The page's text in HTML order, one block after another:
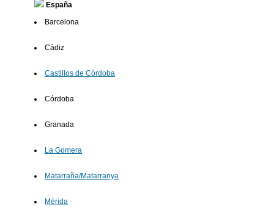
España
Barcelona
Cádiz
Castillos de Córdoba
Córdoba
Granada
La Gomera
Matarraña/Matarranya
Mérida